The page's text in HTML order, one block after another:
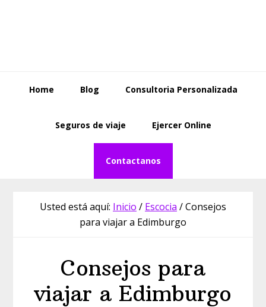
Home Blog Consultoria Personalizada
Seguros de viaje Ejercer Online
Contactanos
Usted está aquí: Inicio / Escocia /Consejos
para viajar a Edimburgo
Consejos para
viajar a Edimburgo